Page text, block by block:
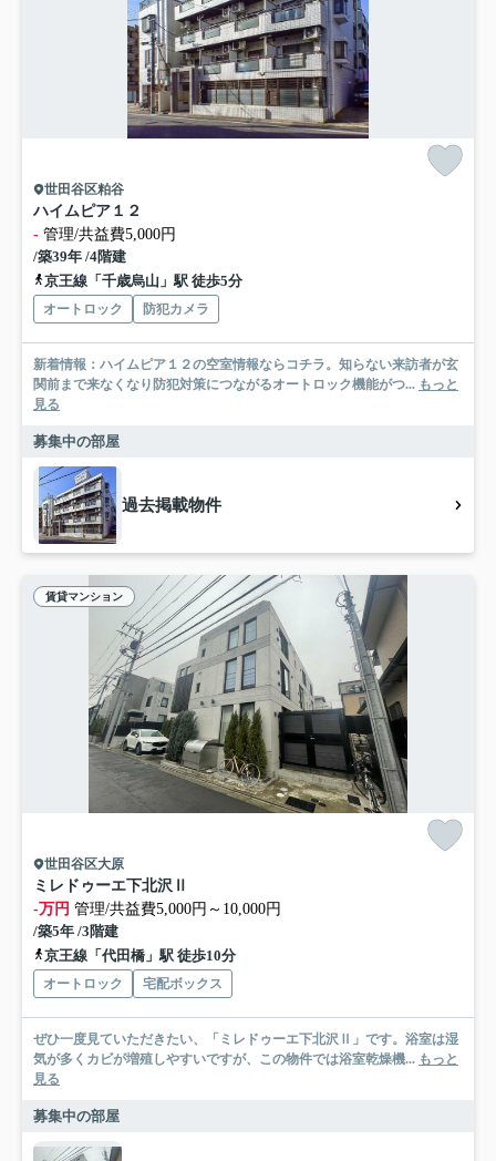
世田谷区粕谷
ハイムピア１２
- 管理/共益費5,000円
/築39年 /4階建
京王線「千歳烏山」駅 徒歩5分
オートロック 防犯カメラ
新着情報：ハイムピア１２の空室情報ならコチラ。知らない来訪者が玄
関前まで来なくなり防犯対策につながるオートロック機能がつ... もっと
見る
募集中の部屋
過去掲載物件
賃貸マンション
世田谷区大原
ミレドゥーエ下北沢Ⅱ
-万円 管理/共益費5,000円～10,000円
/築5年 /3階建
京王線「代田橋」駅 徒歩10分
オートロック 宅配ボックス
ぜひ一度見ていただきたい、「ミレドゥーエ下北沢Ⅱ」です。浴室は湿
気が多くカビが増殖しやすいですが、この物件では浴室乾燥機... もっと
見る
募集中の部屋